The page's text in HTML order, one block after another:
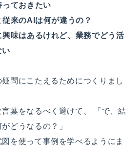
っておきたい
従来のAIは何が違うの？
興味はあるけれど、業務でどう活
い
問にこたえるためにつくりまし
葉をなるべく避けて、 「で、結
どうなるの？」
を使って事例を学べるようにま